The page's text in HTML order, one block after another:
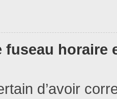
fuseau horaire
d’avoir